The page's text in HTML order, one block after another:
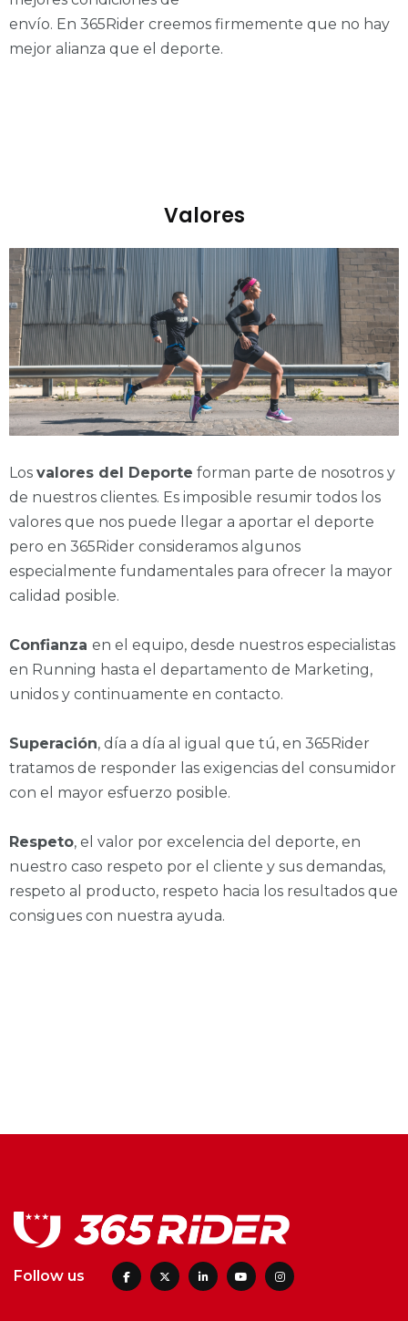
envío. En 365Rider creemos firmemente que no hay
mejor alianza que el deporte.
Valores
Los valores del Deporte forman parte de nosotros y
de nuestros clientes. Es imposible resumir todos los
valores que nos puede llegar a aportar el deporte
pero en 365Rider consideramos algunos
especialmente fundamentales para ofrecer la mayor
calidad posible.
Confianza en el equipo, desde nuestros especialistas
en Running hasta el departamento de Marketing,
unidos y continuamente en contacto.
Superación, día a día al igual que tú, en 365Rider
tratamos de responder las exigencias del consumidor
con el mayor esfuerzo posible.
Respeto, el valor por excelencia del deporte, en
nuestro caso respeto por el cliente y sus demandas,
respeto al producto, respeto hacia los resultados que
consigues con nuestra ayuda.
Follow us